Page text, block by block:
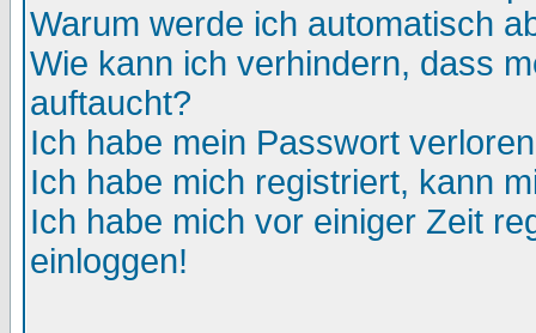
Warum werde ich automatisch
Wie kann ich verhindern, dass
auftaucht?
Ich habe mein Passwort
Ich habe mich registriert, kann
Ich habe mich vor einiger Zeit
einloggen!